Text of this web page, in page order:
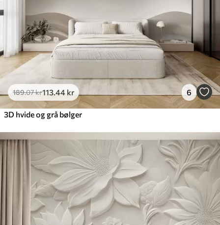
516.67 310 kr/m²
Peel and Stick
666.67 400 .00kr/m²
189.07kr113 .44 kr 6
3D hvide og grå bølger